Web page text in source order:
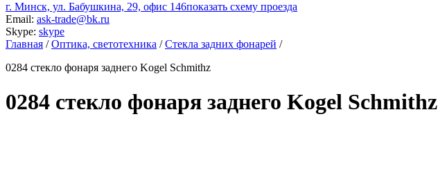
г. Минск, ул. Бабушкина, 29, офис 146показать схему проезда
Email: ask-trade@bk.ru
Skype: skype
Главная / Оптика, светотехника / Стекла задних фонарей /
0284 стекло фонаря заднего Kogel Schmithz
0284 стекло фонаря заднего Kogel Schmithz